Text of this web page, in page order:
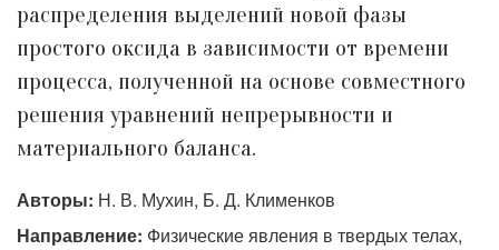
распределения выделений новой фазы
простого оксида в зависимости от времени
процесса, полученной на основе совместного
решения уравнений непрерывности и
материального баланса.
Авторы: Н. В. Мухин, Б. Д. Клименков
Направление: Физические явления в твердых телах,